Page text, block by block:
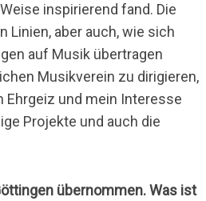
inspirierend fand. Die
Linien, aber auch, wie sich
auf Musik übertragen
Musikverein zu dirigieren,
Ehrgeiz und mein Interesse
Projekte und auch die
übernommen. Was ist